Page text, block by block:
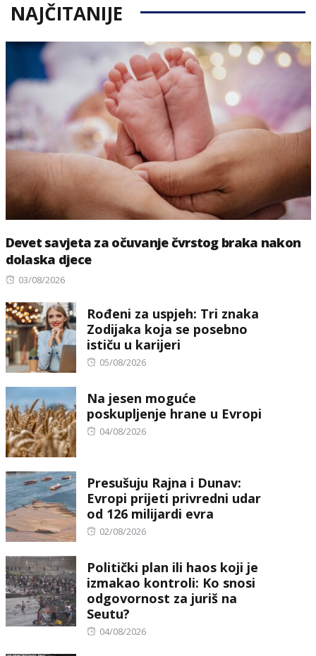
NAJČITANIJE
Devet savjeta za očuvanje čvrstog braka nakon
dolaska djece
Posted
03/08/2026
Rođeni za uspjeh: Tri znaka
Zodijaka koja se posebno
ističu u karijeri
Posted
05/08/2026
Na jesen moguće
poskupljenje hrane u Evropi
Posted
04/08/2026
Presušuju Rajna i Dunav:
Evropi prijeti privredni udar
od 126 milijardi evra
Posted
02/08/2026
Politički plan ili haos koji je
izmakao kontroli: Ko snosi
odgovornost za juriš na
Seutu?
Posted
04/08/2026